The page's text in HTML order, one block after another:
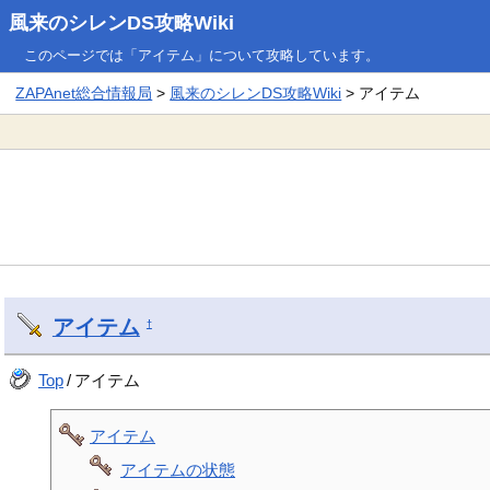
風来のシレンDS攻略Wiki
このページでは「アイテム」について攻略しています。
ZAPAnet総合情報局 > 風来のシレンDS攻略Wiki > アイテム
アイテム †
Top/ アイテム
アイテム
アイテムの状態